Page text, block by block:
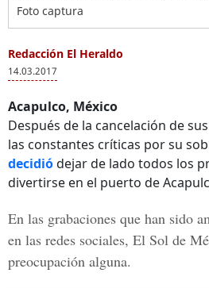
Foto captura
Redacción El Heraldo
14.03.2017
Acapulco, México
Después de la cancelación de
las constantes críticas por su
decidiódejar de lado todos los
divertirse en el puerto de
En las grabaciones que han sido
en las redes sociales, El Sol de
preocupación alguna.